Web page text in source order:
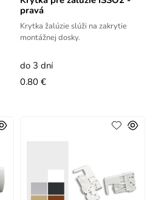
pravá
Krytka žalúzie slúži na zakrytie
montážnej dosky.
do 3 dní
0.80 €